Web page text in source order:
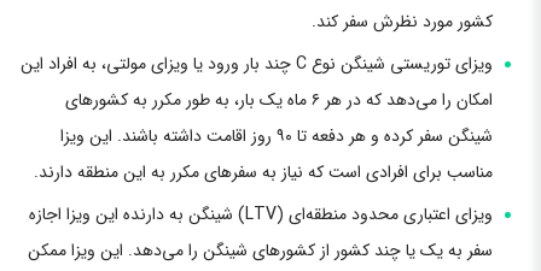
کشور مورد نظرش سفر کند.
ویزای توریستی شینگن نوع C چند بار ورود یا ویزای مولتی، به افراد این
امکان را می‌دهد که در هر ۶ ماه یک بار، به طور مکرر به کشورهای
شینگن سفر کرده و هر دفعه تا ۹۰ روز اقامت داشته باشند. این ویزا
مناسب برای افرادی است که نیاز به سفرهای مکرر به این منطقه دارند.
ویزای اعتباری محدود منطقه‌ای (LTV) شینگن به دارنده این ویزا اجازه
سفر به یک یا چند کشور از کشورهای شینگن را می‌دهد. این ویزا ممکن